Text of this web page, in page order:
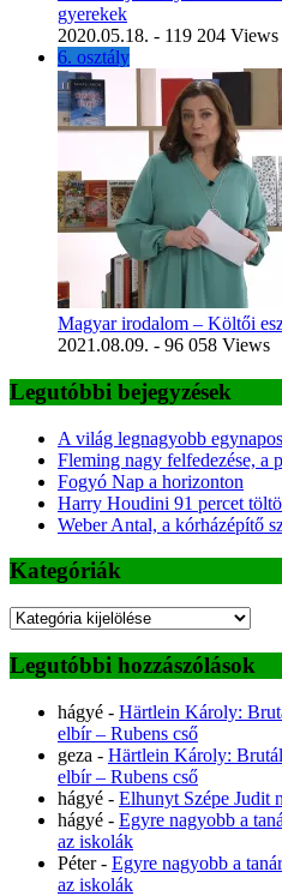
gyerekek
2020.05.18. - 119 204 Views
6. osztály
Magyar irodalom – Költői
2021.08.09. - 96 058 Views
Legutóbbi bejegyzések
A világ legnagyobb
Fleming nagy felfedezése, a
Fogyó Nap a horizonton
Harry Houdini 91 percet
Weber Antal, a kórházépítő
Kategóriák
Kategóriák
Legutóbbi hozzászólások
hágyé - Härtlein Károly:
elbír – Rubens cső
geza - Härtlein Károly:
elbír – Rubens cső
hágyé - Elhunyt Szépe Judit
hágyé - Egyre nagyobb a
az iskolák
Péter- Egyre nagyobb a
az iskolák